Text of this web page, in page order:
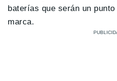
baterías que serán un
marca.